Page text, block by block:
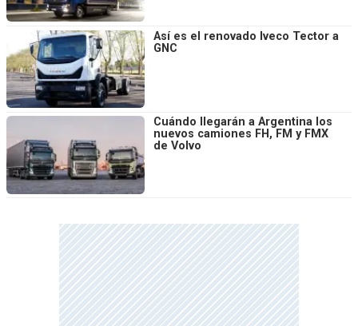
Así es el renovado Iveco Tector a
GNC
Cuándo llegarán a Argentina los
nuevos camiones FH, FM y FMX
de Volvo